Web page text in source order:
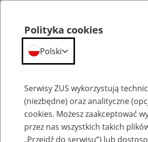
Emerytury
Polityka cookies
Polski
Serwisy ZUS wykorzystują
(niezbędne) oraz analityczne
cookies. Możesz zaakceptować
przez nas wszystkich takich
„Przejdź do serwisu”) lub